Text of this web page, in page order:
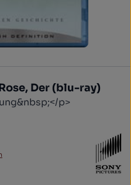
Der (blu-ray)
p>